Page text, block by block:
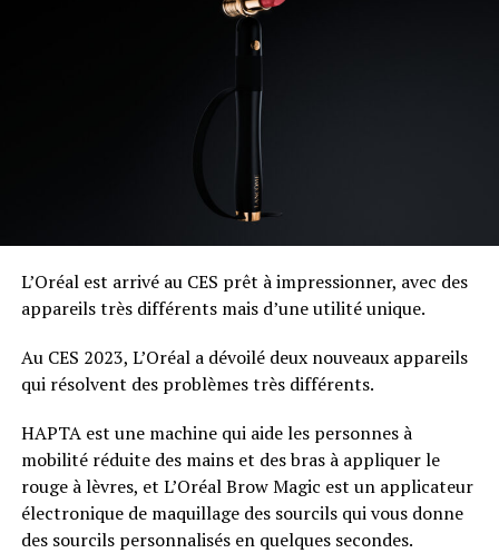
L’Oréal est arrivé au CES prêt à impressionner, avec des
appareils très différents mais d’une utilité unique.
Au CES 2023, L’Oréal a dévoilé deux nouveaux appareils
qui résolvent des problèmes très différents.
HAPTA est une machine qui aide les personnes à
mobilité réduite des mains et des bras à appliquer le
rouge à lèvres, et L’Oréal Brow Magic est un applicateur
électronique de maquillage des sourcils qui vous donne
des sourcils personnalisés en quelques secondes.